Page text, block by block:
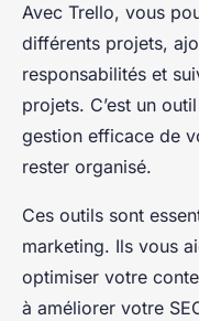
Avec Trello, vous
différents projets,
responsabilités et
projets. C’est un
gestion efficace de
rester organisé.
Ces outils sont
marketing. Ils vous
optimiser votre
à améliorer votre